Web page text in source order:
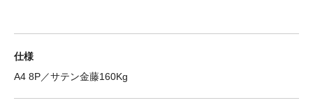
仕様
A4 8P／サテン金藤160Kg